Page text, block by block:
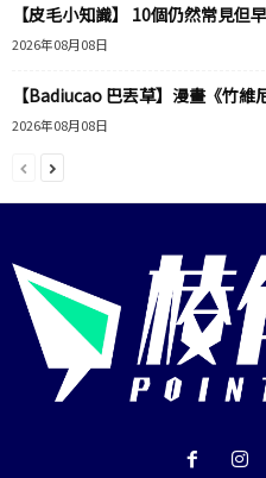
【皮毛小知識】 10個仍然常見但
2026年08月08日
【Badiucao 巴丟草】漫畫《竹維
2026年08月08日